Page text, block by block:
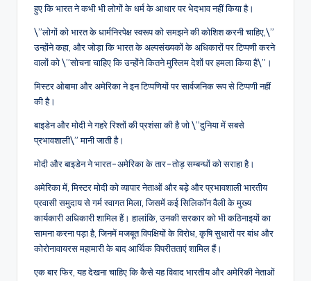
हुए कि भारत ने कभी भी लोगों के धर्म के आधार पर भेदभाव नहीं किया है।
\”लोगों को भारत के धार्मनिरपेक्ष स्वरूप को समझने की कोशिश करनी चाहिए,\”
उन्होंने कहा, और जोड़ा कि भारत के अल्पसंख्यकों के अधिकारों पर टिप्पणी करने
वालों को \”सोचना चाहिए कि उन्होंने कितने मुस्लिम देशों पर हमला किया है\”।
मिस्टर ओबामा और अमेरिका ने इन टिप्पणियों पर सार्वजनिक रूप से टिप्पणी नहीं
की है।
बाइडेन और मोदी ने गहरे रिश्तों की प्रशंसा की है जो \”दुनिया में सबसे
प्रभावशाली\” मानी जाती है।
मोदी और बाइडेन ने भारत-अमेरिका के तार-तोड़ सम्बन्धों को सराहा है।
अमेरिका में, मिस्टर मोदी को व्यापार नेताओं और बड़े और प्रभावशाली भारतीय
प्रवासी समुदाय से गर्म स्वागत मिला, जिसमें कई सिलिकॉन वैली के मुख्य
कार्यकारी अधिकारी शामिल हैं। हालांकि, उनकी सरकार को भी कठिनाइयों का
सामना करना पड़ा है, जिनमें मजबूत विपक्षियों के विरोध, कृषि सुधारों पर बांध और
कोरोनावायरस महामारी के बाद आर्थिक विपरीतताएं शामिल हैं।
एक बार फिर, यह देखना चाहिए कि कैसे यह विवाद भारतीय और अमेरिकी नेताओं